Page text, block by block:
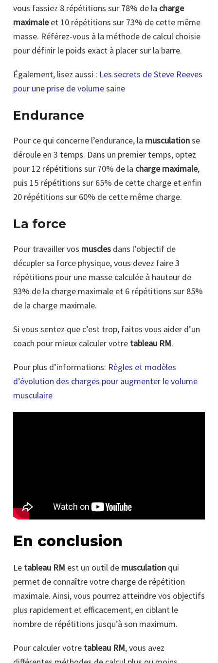
vous fassiez 8 répétitions sur 78% de la charge
maximaleet 10 répétitions sur 73% de cette même
masse. Référez-vous à la méthode de calcul choisie
pour définir le poids exact à placer sur la barre.
Également, lisez aussi : Les secrets de Steve Reeves
pour une prise de volume saine
Endurance
Pour ce qui concerne l’endurance, la musculationse
déroule en 3 temps. Dans un premier temps, optez
pour 12 répétitions sur 70% de la charge maximale,
puis 15 répétitions sur 65% de cette charge et enfin
20 répétitions sur 60% de cette même charge.
La force
Pour travailler vos muscles dans l’objectif de
décupler sa force physique, vous devez faire 3
répétitions pour une masse calculée à hauteur de
93% de la charge maximale et 6 répétitions sur 85%
de la charge maximale.
Si vous sentez que c’est trop, faites vous aider d’un
coach pour mieux calculer votre tableau RM.
Pour plus d’informations: Règles et modèles
d’évolution des charges pour augmenter le volume
musculaire
En conclusion
Le tableau RM est un outil de musculation qui
permet de connaître votre charge de répétition
maximale. Ainsi, vous pourrez atteindre vos objectifs
plus rapidement et efficacement, en ciblant le
nombre de répétitions jusqu’à son maximum.
Pour calculer votre tableau RM, vous avez